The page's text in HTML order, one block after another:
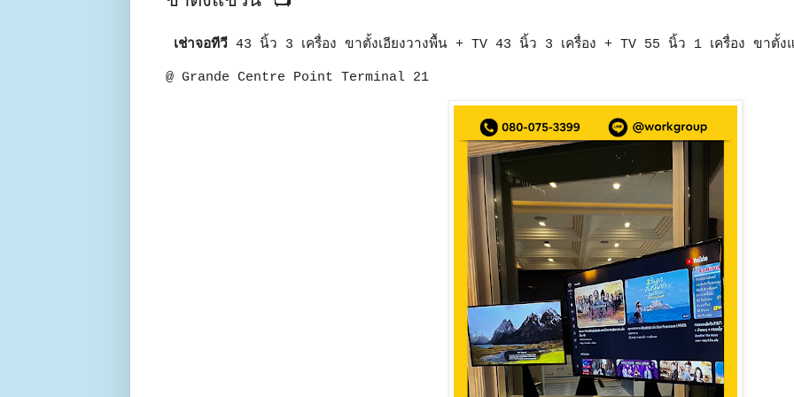
เช่าจอทีวี 43 นิ้ว 3 เครื่อง ขาตั้งเอียงวางพื้น + TV 43 นิ้ว 3 เครื่อง + TV 55 นิ้ว 1 เครื่อง ขาตั้ง
@ Grande Centre Point Terminal 21